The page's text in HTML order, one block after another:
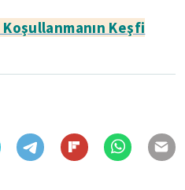
Keşfi